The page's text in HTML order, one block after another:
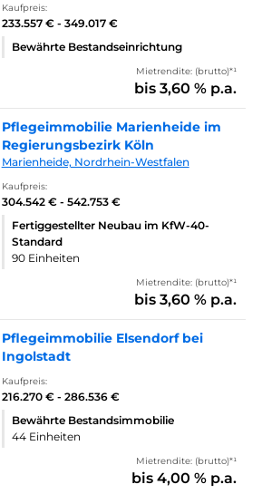
Kaufpreis:
233.557 € - 349.017 €
Bewährte Bestandseinrichtung
Mietrendite: (brutto)*¹
bis 3,60 % p.a.
Pflegeimmobilie Marienheide im
Regierungsbezirk Köln
Marienheide, Nordrhein-Westfalen
Kaufpreis:
304.542 € - 542.753 €
Fertiggestellter Neubau im KfW-40-
Standard
90 Einheiten
Mietrendite: (brutto)*¹
bis 3,60 % p.a.
Pflegeimmobilie Elsendorf bei
Ingolstadt
Kaufpreis:
216.270 € - 286.536 €
Bewährte Bestandsimmobilie
44 Einheiten
Mietrendite: (brutto)*¹
bis 4,00 % p.a.